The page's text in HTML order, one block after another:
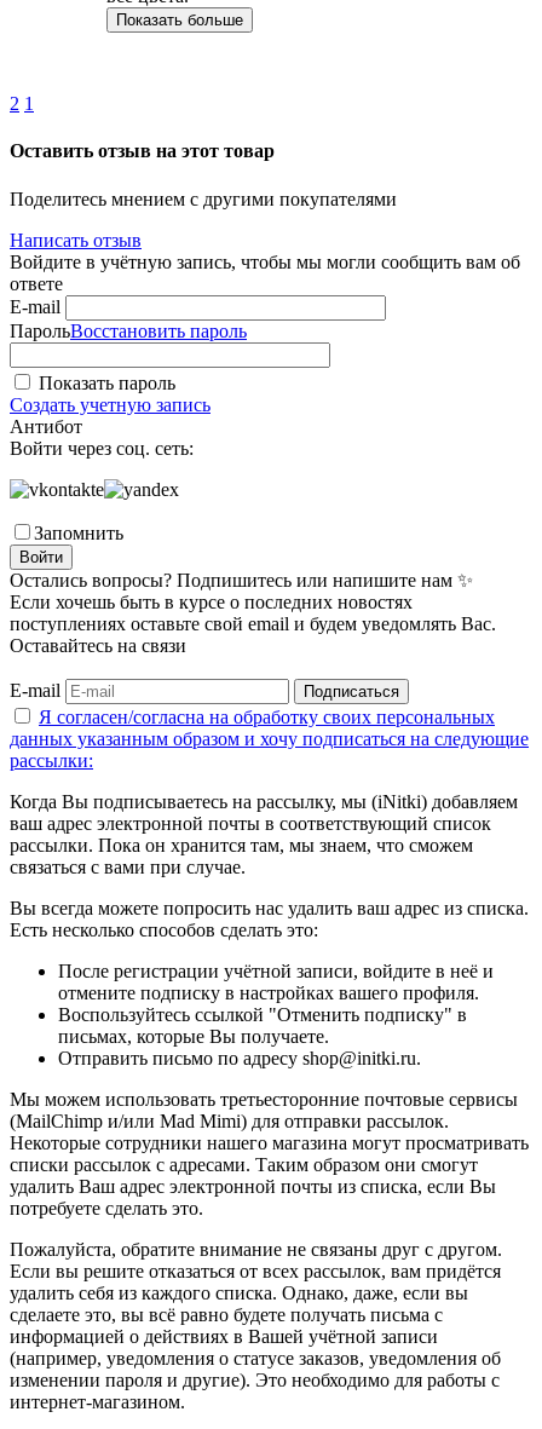
Показать больше
2 1
Оставить отзыв на этот товар
Поделитесь мнением с другими покупателями
Написать отзыв
Войдите в учётную запись, чтобы мы могли сообщить вам об
ответе
E-mail
ПарольВосстановить пароль
Показать пароль
Создать учетную запись
Антибот
Войти через соц. сеть:
Запомнить
Войти
Остались вопросы? Подпишитесь или напишите нам ✨
Если хочешь быть в курсе о последних новостях
поступлениях оставьте свой email и будем уведомлять Вас.
Оставайтесь на связи
E-mail Подписаться
Я согласен/согласна на обработку своих персональных
данных указанным образом и хочу подписаться на следующие
рассылки:
Когда Вы подписываетесь на рассылку, мы (iNitki) добавляем
ваш адрес электронной почты в соответствующий список
рассылки. Пока он хранится там, мы знаем, что сможем
связаться с вами при случае.
Вы всегда можете попросить нас удалить ваш адрес из списка.
Есть несколько способов сделать это:
После регистрации учётной записи, войдите в неё и
отмените подписку в настройках вашего профиля.
Воспользуйтесь ссылкой "Отменить подписку" в
письмах, которые Вы получаете.
Отправить письмо по адресу shop@initki.ru.
Мы можем использовать третьесторонние почтовые сервисы
(MailChimp и/или Mad Mimi) для отправки рассылок.
Некоторые сотрудники нашего магазина могут просматривать
списки рассылок с адресами. Таким образом они смогут
удалить Ваш адрес электронной почты из списка, если Вы
потребуете сделать это.
Пожалуйста, обратите внимание не связаны друг с другом.
Если вы решите отказаться от всех рассылок, вам придётся
удалить себя из каждого списка. Однако, даже, если вы
сделаете это, вы всё равно будете получать письма с
информацией о действиях в Вашей учётной записи
(например, уведомления о статусе заказов, уведомления об
изменении пароля и другие). Это необходимо для работы с
интернет-магазином.